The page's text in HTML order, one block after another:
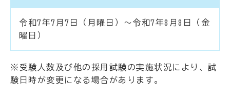
令和7年7月7日（月曜日）～令和7年8月8日（金
曜日）
※受験人数及び他の採用試験の実施状況により、試
験日時が変更になる場合があります。